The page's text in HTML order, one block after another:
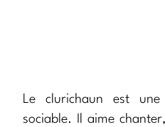
Le clurichaun est une
sociable. Il aime